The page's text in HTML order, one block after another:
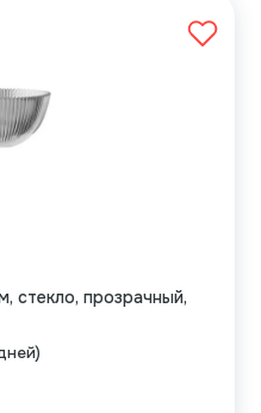
стекло, прозрачный,